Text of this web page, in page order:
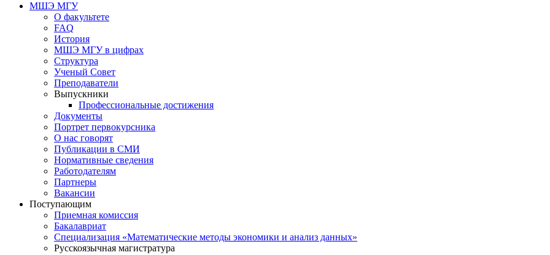
МШЭ МГУ
О факультете
FAQ
История
МШЭ МГУ в цифрах
Структура
Ученый Совет
Преподаватели
Выпускники
Профессиональные достижения
Документы
Портрет первокурсника
О нас говорят
Публикации в СМИ
Нормативные сведения
Работодателям
Партнеры
Вакансии
Поступающим
Приемная комиссия
Бакалавриат
Специализация «Математические методы экономики и анализ данных»
Русскоязычная магистратура